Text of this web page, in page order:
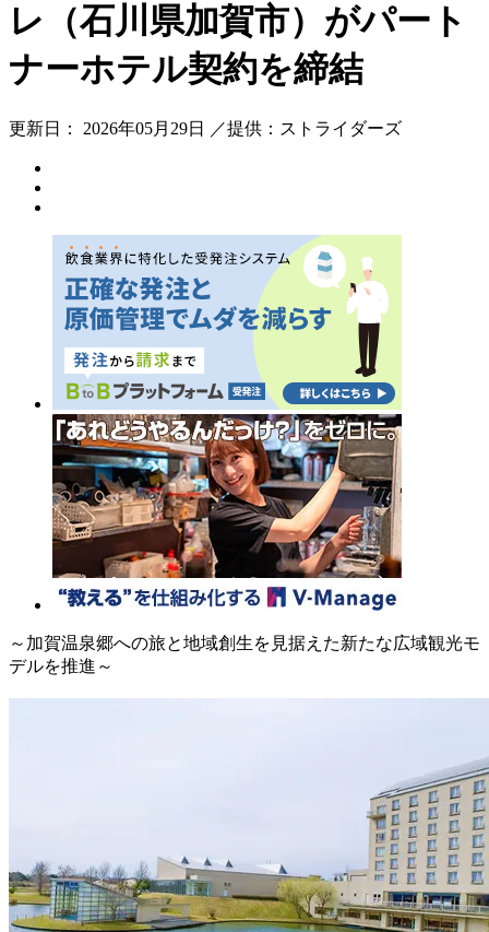
レ（石川県加賀市）がパート
ナーホテル契約を締結
更新日： 2026年05月29日 ／提供：ストライダーズ
～加賀温泉郷への旅と地域創生を見据えた新たな広域観光モ
デルを推進～